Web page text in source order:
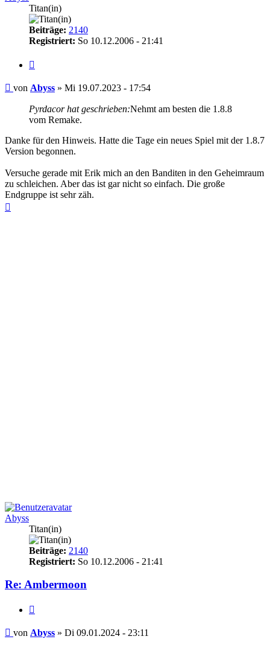
Titan(in)
Beiträge: 2140
Registriert: So 10.12.2006 - 21:41
Beitrag
von Abyss » Mi 19.07.2023 - 17:54
Pyrdacor hat geschrieben:Nehmt am besten die 1.8.8
vom Remake.
Danke für den Hinweis. Hatte die Tage ein neues Spiel mit der 1.8.7
Version begonnen.
Versuche gerade mit Erik mich an den Banditen in den Geheimraum
zu schleichen. Aber das ist gar nicht so einfach. Die große
Endgruppe ist sehr zäh.
Abyss
Titan(in)
Beiträge: 2140
Registriert: So 10.12.2006 - 21:41
Re: Ambermoon
Beitrag
von Abyss » Di 09.01.2024 - 23:11